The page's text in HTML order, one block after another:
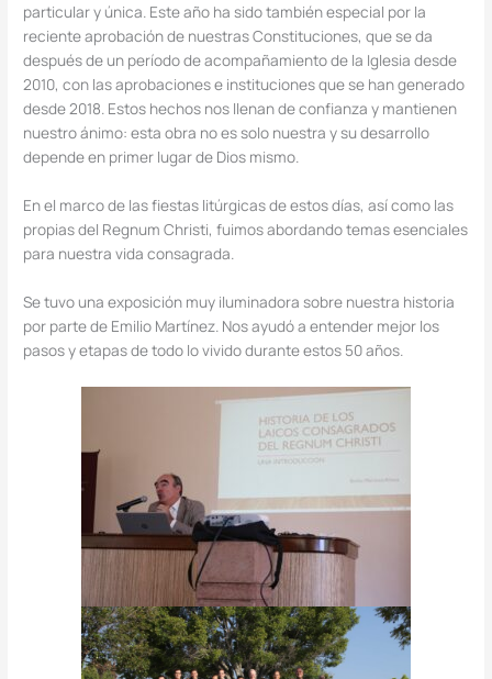
particular y única. Este año ha sido también especial por la
reciente aprobación de nuestras Constituciones, que se da
después de un período de acompañamiento de la Iglesia desde
2010, con las aprobaciones e instituciones que se han generado
desde 2018. Estos hechos nos llenan de confianza y mantienen
nuestro ánimo: esta obra no es solo nuestra y su desarrollo
depende en primer lugar de Dios mismo.
En el marco de las fiestas litúrgicas de estos días, así como las
propias del Regnum Christi, fuimos abordando temas esenciales
para nuestra vida consagrada.
Se tuvo una exposición muy iluminadora sobre nuestra historia
por parte de Emilio Martínez. Nos ayudó a entender mejor los
pasos y etapas de todo lo vivido durante estos 50 años.